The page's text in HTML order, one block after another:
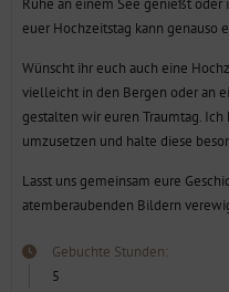
Wünscht ihr euch auch eine
vielleicht in den Bergen oder an
gestalten wir euren Traumtag. Ich
umzusetzen und halte diese
Lasst uns gemeinsam eure
atemberaubenden Bildern
5
Anzahl der Gäste: